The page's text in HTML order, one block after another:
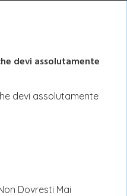
devi assolutamente
devi assolutamente
Dovresti Mai